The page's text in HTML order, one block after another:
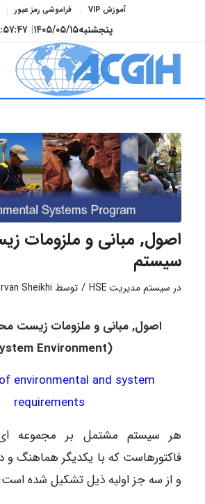
آموزش VIP فراموشی رمز عبور
پنجشنبه۱۴۰۵/۰۵/۱۵|
اصول, مبانی و ملزومات
سیستم
در سیستم مدیریت HSE / توسط Sheikhi
اصول, مبانی و ملزومات زیست
(
Environment
environmental and system
requirements
هر سیستم مشتمل بر مجموعه ای
فاکتورهاست که با یکدیگر هماهنگ و
و از سه جز اولیه ذیل تشکیل شده است: